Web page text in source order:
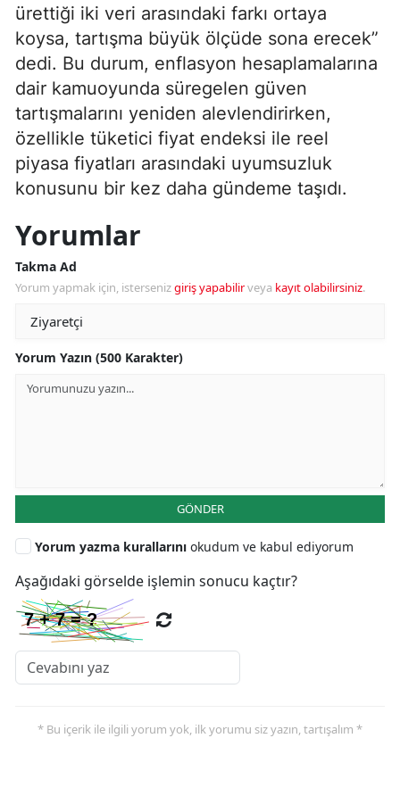
ürettiği iki veri arasındaki farkı ortaya
koysa, tartışma büyük ölçüde sona erecek”
dedi. Bu durum, enflasyon hesaplamalarına
dair kamuoyunda süregelen güven
tartışmalarını yeniden alevlendirirken,
özellikle tüketici fiyat endeksi ile reel
piyasa fiyatları arasındaki uyumsuzluk
konusunu bir kez daha gündeme taşıdı.
Yorumlar
Takma Ad
Yorum yapmak için, istersenizgiriş yapabilirveya kayıt olabilirsiniz.
Yorum Yazın (500 Karakter)
GÖNDER
Yorum yazma kurallarını okudum ve kabul ediyorum
Aşağıdaki görselde işlemin sonucu kaçtır?
* Bu içerik ile ilgili yorum yok, ilk yorumu siz yazın, tartışalım *